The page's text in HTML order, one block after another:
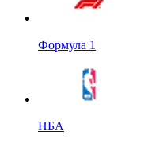
Формула 1
НБА